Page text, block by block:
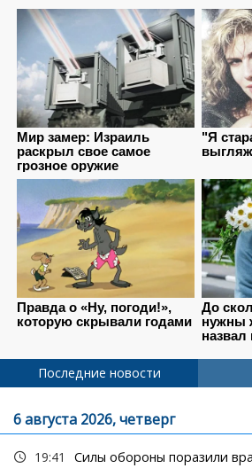
Последние новости
6 августа 2026, четверг
19:41 Силы обороны поразили